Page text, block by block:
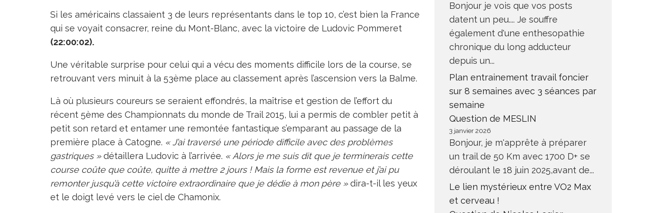
Si les américains classaient 3 de leurs représentants dans le top 10, c’est bien la France
qui se voyait consacrer, reine du Mont-Blanc, avec la victoire de Ludovic Pommeret
(22:00:02).
Une véritable surprise pour celui qui a vécu des moments difficile lors de la course, se
retrouvant vers minuit à la 53ème place au classement après l’ascension vers la Balme.
Là où plusieurs coureurs se seraient effondrés, la maîtrise et gestion de l’effort du
récent 5ème des Championnats du monde de Trail 2015, lui a permis de combler petit à
petit son retard et entamer une remontée fantastique s’emparant au passage de la
première place à Catogne. « J’ai traversé une période difficile avec des problèmes
gastriques »détaillera Ludovic à l’arrivée. « Alors je me suis dit que je terminerais cette
course coûte que coûte, quitte à mettre 2 jours ! Mais la forme est revenue et j’ai pu
remonter jusqu’à cette victoire extraordinaire que je dédie à mon père »dira-t-il les yeux
et le doigt levé vers le ciel de Chamonix.
Bonjour je vois que vos posts
datent un peu.... Je souffre
également d'une enthesopathie
chronique du long adducteur
depuis un...
Plan entrainement travail foncier
sur 8 semaines avec 3 séances par
semaine
Question de MESLIN
3 janvier 2026
Bonjour, je m'apprête à préparer
un trail de 50 Km avec 1700 D+ se
déroulant le 18 juin 2025,avant de...
Le lien mystérieux entre VO2 Max
et cerveau !